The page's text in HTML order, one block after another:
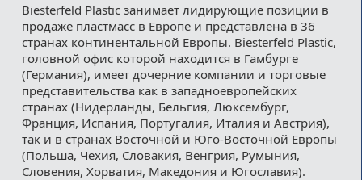
Biesterfeld Plastic занимает лидирующие позиции в
продаже пластмасс в Европе и представлена в 36
странах континентальной Европы. Biesterfeld Plastic,
головной офис которой находится в Гамбурге
(Германия), имеет дочерние компании и торговые
представительства как в западноевропейских
странах (Нидерланды, Бельгия, Люксембург,
Франция, Испания, Португалия, Италия и Австрия),
так и в странах Восточной и Юго-Восточной Европы
(Польша, Чехия, Словакия, Венгрия, Румыния,
Словения, Хорватия, Македония и Югославия).